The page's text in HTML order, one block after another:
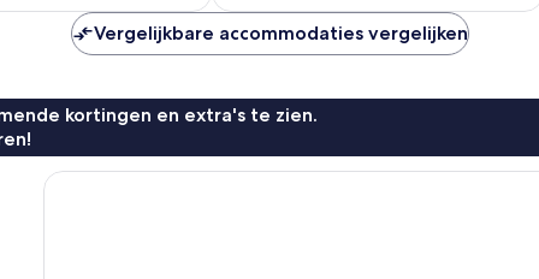
Vergelijkbare accommodaties vergelijken
kortingen en extra's te zien.